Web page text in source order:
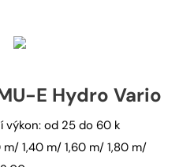
E Hydro Vario
výkon: od 25 do 60 k
1,40 m/ 1,60 m/ 1,80 m/